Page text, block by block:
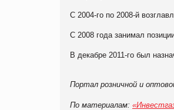
С 2004-го по 2008-й
С 2008 года занимал
В декабре 2011-го был
Портал розничной и
По материалам: